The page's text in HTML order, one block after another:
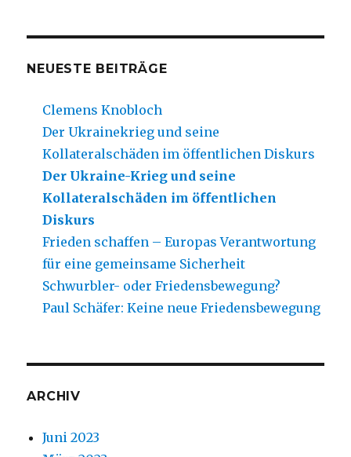
NEUESTE BEITRÄGE
Clemens Knobloch
Der Ukrainekrieg und seine
Kollateralschäden im öffentlichen Diskurs
Der Ukraine-Krieg und seine
Kollateralschäden im öffentlichen
Diskurs
Frieden schaffen – Europas Verantwortung
für eine gemeinsame Sicherheit
Schwurbler- oder Friedensbewegung?
Paul Schäfer: Keine neue Friedensbewegung
ARCHIV
Juni 2023